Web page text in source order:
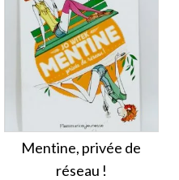
Mentine, privée de
réseau !